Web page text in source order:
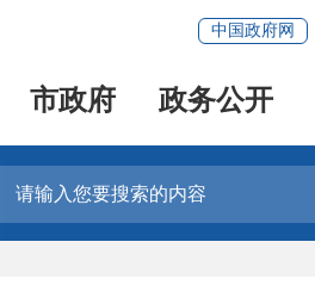
中国政府网
市政府 政务公开